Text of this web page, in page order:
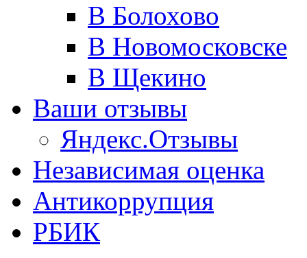
В Болохово
В Новомосковске
В Щекино
Ваши отзывы
Яндекс.Отзывы
Независимая оценка
Антикоррупция
РБИК